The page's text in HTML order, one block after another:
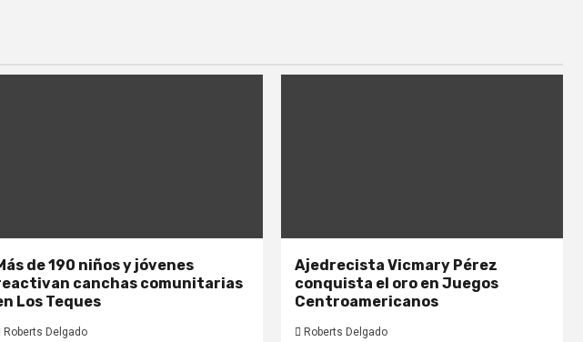
de 190 niños y jóvenes
canchas comunitarias
Los Teques
Roberts Delgado
Ajedrecista Vicmary Pérez
conquista el oro en Juegos
Centroamericanos
Roberts Delgado